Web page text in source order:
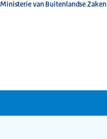
Ministerie van Buitenlandse Zaken